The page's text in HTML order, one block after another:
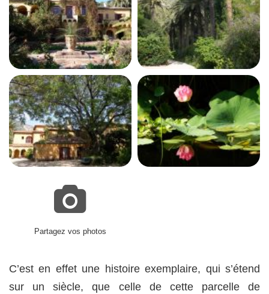
Partagez vos photos
C’est en effet une histoire exemplaire, qui s’étend
sur un siècle, que celle de cette parcelle de